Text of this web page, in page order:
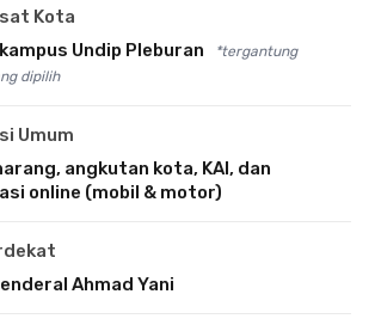
Kota
Undip Pleburan
*tergantung
dipilih
Umum
angkutan kota, KAI, dan
online (mobil & motor)
Ahmad Yani